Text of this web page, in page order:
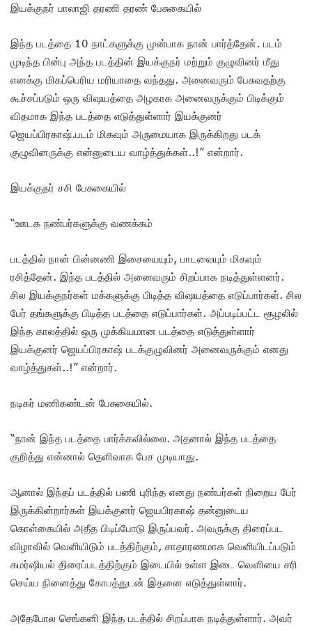
இயக்குநர் பாலாஜி தரணி தரண் பேசுகையில்
இந்த படத்தை 10 நாட்களுக்கு முன்பாக நான் பார்த்தேன். படம்
முடிந்த பின்பு அந்த படத்தின் இயக்குநர் மற்றும் குழுவினர் மீது
எனக்கு மிகப்பெரிய மரியாதை வந்தது. அனைவரும் பேசுவதற்கு
கூச்சப்படும் ஒரு விஷயத்தை அழகாக அனைவருக்கும் பிடிக்கும்
விதமாக இந்த படத்தை எடுத்துள்ளார் இயக்குனர்
ஜெயப்பிரகாஷ்.படம் மிகவும் அருமையாக இருக்கிறது படக்
குழுவினருக்கு என்னுடைய வாழ்த்துக்கள்..!” என்றார்.
இயக்குநர் சசி பேசுகையில்
“ஊடக நண்பர்களுக்கு வணக்கம்
படத்தில் நான் பின்னணி இசையையும், பாடலையும் மிகவும்
ரசித்தேன். இந்த படத்தில் அனைவரும் சிறப்பாக நடித்துள்ளனர்.
சில இயக்குநர்கள் மக்களுக்கு பிடித்த விஷயத்தை எடுப்பார்கள். சில
பேர் தங்களுக்கு பிடித்த படத்தை எடுப்பார்கள். அப்படிப்பட்ட சூழலில்
இந்த காலத்தில் ஒரு முக்கியமான படத்தை எடுத்துள்ளார்
இயக்குனர் ஜெயப்பிரகாஷ் படக்குழுவினர் அனைவருக்கும் எனது
வாழ்த்துகள்..!” என்றார்.
நடிகர் மணிகண்டன் பேசுகையில்.
“நான் இந்த படத்தை பார்க்கவில்லை. அதனால் இந்த படத்தை
குறித்து என்னால் தெளிவாக பேச முடியாது.
ஆனால் இந்தப் படத்தில் பணி புரிந்த எனது நண்பர்கள் நிறைய பேர்
இருக்கின்றார்கள் இயக்குனர் ஜெயபிரகாஷ் தன்னுடைய
கொள்கையில் அதீத பிடிப்போடு இருப்பவர். அவருக்கு திரைப்பட
விழாவில் வெளியிடும் படத்திற்கும், சாதாரணமாக வெளியிடப்படும்
கமர்ஷியல் திரைப்படத்திற்கும் இடையில் உள்ள இடை வெளியை சரி
செய்ய நினைத்து கோபத்துடன் இதனை எடுத்துள்ளார்.
அதேபோல செங்கனி இந்த படத்தில் சிறப்பாக நடித்துள்ளார். அவர்